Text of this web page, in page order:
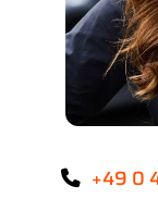
+49 0